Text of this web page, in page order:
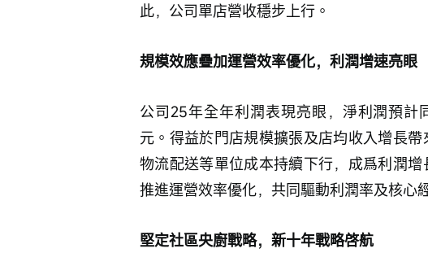
此，公司單店營收穩步上行。
規模效應疊加運營效率優化，利潤增速亮眼
公司25年全年利潤表現亮眼，淨利潤預
元。得益於門店規模擴張及店均收入增長
物流配送等單位成本持續下行，成爲利潤
推進運營效率優化，共同驅動利潤率及核心
堅定社區央廚戰略，新十年戰略啓航